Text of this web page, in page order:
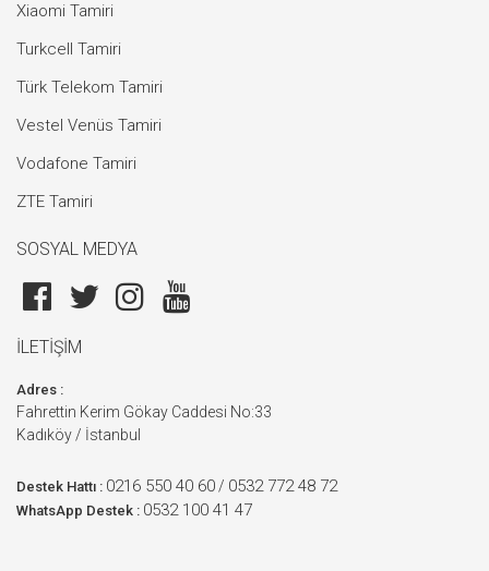
Xiaomi Tamiri
Turkcell Tamiri
Türk Telekom Tamiri
Vestel Venüs Tamiri
Vodafone Tamiri
ZTE Tamiri
SOSYAL MEDYA
İLETİŞİM
Adres :
Fahrettin Kerim Gökay Caddesi No:33
Kadıköy / İstanbul
Destek Hattı : 0216 550 40 60 / 0532 772 48 72
WhatsApp Destek : 0532 100 41 47